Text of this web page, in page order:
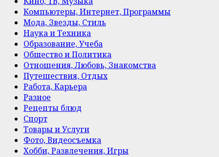
Компьютеры, Интернет, Программы
Мода, Звезды, Стиль
Наука и Техника
Образование, Учеба
Общество и Политика
Отношения, Любовь, Знакомства
Путешествия, Отдых
Работа, Карьера
Разное
Рецепты блюд
Спорт
Товары и Услуги
Фото, Видеосъемка
Хобби, Развлечения, Игры